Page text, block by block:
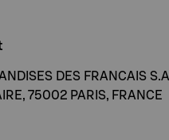
DES FRANCAIS
75002 PARIS, FRANCE